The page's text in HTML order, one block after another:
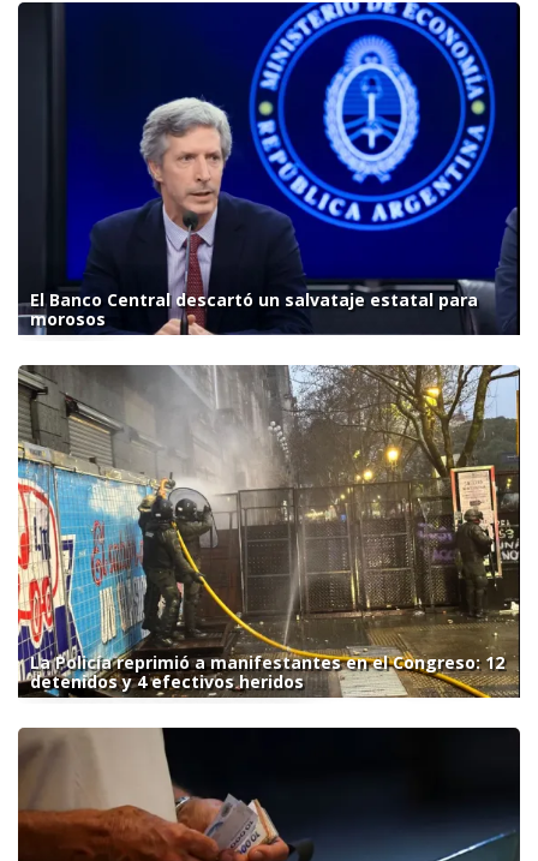
El Banco Central descartó un salvataje estatal para
morosos
La Policía reprimió a manifestantes en el Congreso: 12
detenidos y 4 efectivos heridos